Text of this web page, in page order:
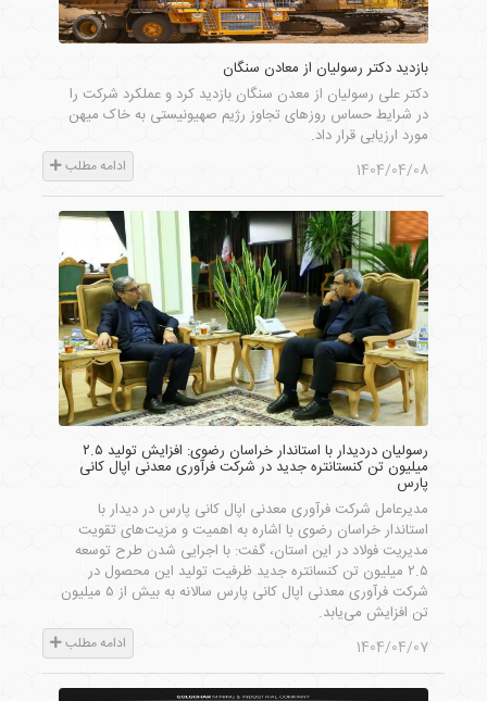
بازدید دکتر رسولیان از معادن سنگان
دکتر علی رسولیان از معدن سنگان بازدید کرد و عملکرد شرکت را
در شرایط حساس روزهای تجاوز رژیم صهیونیستی به خاک میهن
مورد ارزیابی قرار داد.
1404/04/08
ادامه مطلب
رسولیان دردیدار با استاندار خراسان رضوی: افزایش تولید ۲.۵
میلیون تن کنستانتره جدید در شرکت فرآوری معدنی اپال کانی
پارس
مدیرعامل شرکت فرآوری معدنی اپال کانی پارس در دیدار با
استاندار خراسان رضوی با اشاره به اهمیت و مزیت‌های تقویت
مدیریت فولاد در این استان، گفت: با اجرایی شدن طرح توسعه
۲.۵ میلیون تن کنسانتره جدید ظرفیت تولید این محصول در
شرکت فرآوری معدنی اپال کانی پارس سالانه به بیش از ۵ میلیون
تن افزایش می‌یابد.
1404/04/07
ادامه مطلب